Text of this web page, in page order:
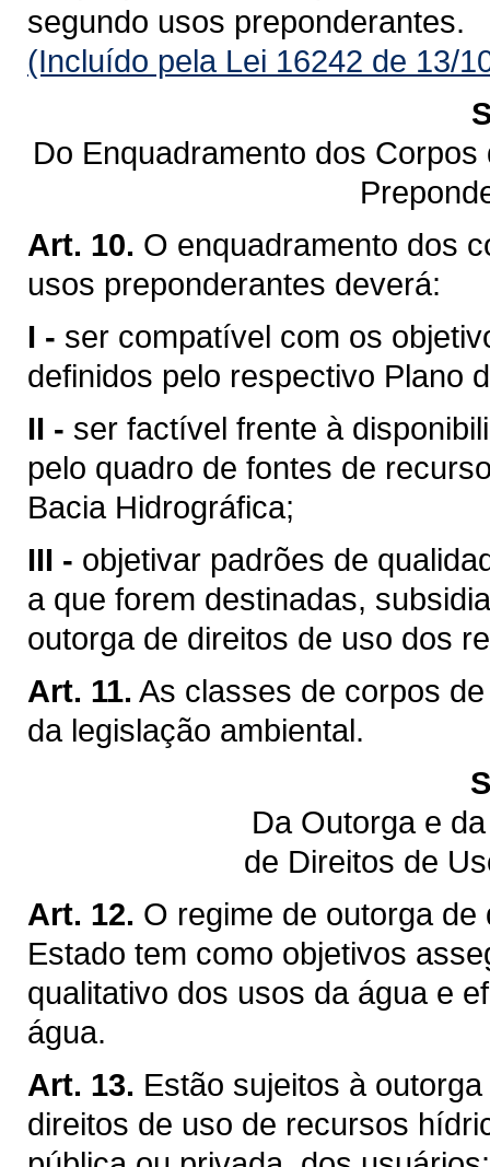
segundo usos preponderantes.
(Incluído pela Lei 16242 de 13/
Do Enquadramento dos
Art. 10. O enquadramento dos
usos preponderantes deverá:
I - ser compatível com os
definidos pelo respectivo Plano
II - ser factível frente à
pelo quadro de fontes de
Bacia Hidrográfica;
III - objetivar padrões de
a que forem destinadas,
outorga de direitos de uso dos
Art. 11. As classes de corpos
da legislação ambiental.
Da Outorga e
de Direitos de
Art. 12. O regime de outorga
Estado tem como objetivos
qualitativo dos usos da água e
água.
Art. 13. Estão sujeitos à
direitos de uso de recursos